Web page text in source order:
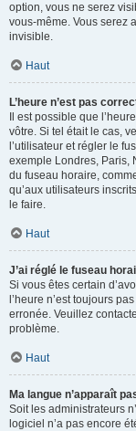
option, vous ne serez
vous-même. Vous serez
invisible.
Haut
L’heure n’est pas
Il est possible que
vôtre. Si tel était le cas,
l’utilisateur et régler le
exemple Londres, Paris,
du fuseau horaire,
qu’aux utilisateurs
le faire.
Haut
J’ai réglé le fuseau
Si vous êtes certain
l’heure n’est toujours
erronée. Veuillez
problème.
Haut
Ma langue n’apparaît
Soit les administrateurs
logiciel n’a pas encore